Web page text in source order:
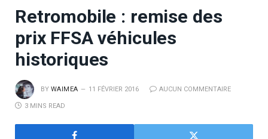
Retromobile : remise des
prix FFSA véhicules
historiques
BY WAIMEA 11 FÉVRIER 2016 AUCUN COMMENTAIRE
3 MINS READ